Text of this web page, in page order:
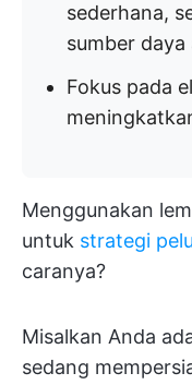
sederhana,
sumber
Fokus pada
Menggunakan
untuk strategi
caranya?
Misalkan Anda
sedang